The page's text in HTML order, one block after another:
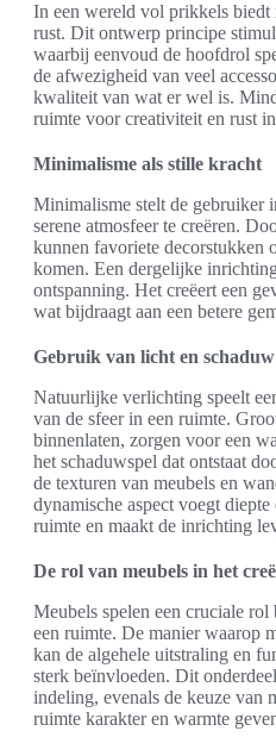
In een wereld vol prikkels
rust. Dit ontwerp principe
waarbij eenvoud de hoofdrol
de afwezigheid van veel
kwaliteit van wat er wel is.
ruimte voor creativiteit en rust in
Minimalisme als stille kracht
Minimalisme stelt de gebruiker
serene atmosfeer te creëren.
kunnen favoriete decorstukken
komen. Een dergelijke
ontspanning. Het creëert een
wat bijdraagt aan een betere
Gebruik van licht en schaduw
Natuurlijke verlichting speelt
van de sfeer in een ruimte.
binnenlaten, zorgen voor een
het schaduwspel dat ontstaat
de texturen van meubels en
dynamische aspect voegt diepte
ruimte en maakt de inrichting
De rol van meubels in het
Meubels spelen een cruciale
een ruimte. De manier waarop
kan de algehele uitstraling en
sterk beïnvloeden. Dit
indeling, evenals de keuze van
ruimte karakter en warmte